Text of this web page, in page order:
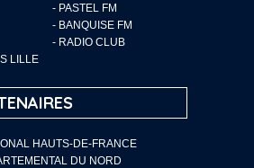
- PASTEL FM
- BANQUISE FM
- RADIO CLUB
LILLE
HAUTS-DE-FRANCE
DU NORD